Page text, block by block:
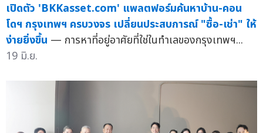
เปิดตัว 'BKKasset.com' แพลตฟอร์มค้นหาบ้าน-คอน
โดฯ กรุงเทพฯ ครบวงจร เปลี่ยนประสบการณ์ "ซื้อ-เช่า" ให้
ง่ายยิ่งขึ้น — การหาที่อยู่อาศัยที่ใช่ในทำเลของกรุงเทพฯ...
19 มิ.ย.